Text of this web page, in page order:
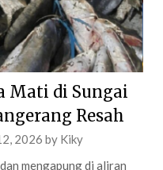
Mati di Sungai
Resah
2026 by Kiky
mengapung di aliran